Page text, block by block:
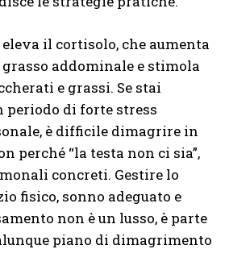
il cortisolo, che aumenta
addominale e stimola
e grassi. Se stai
periodo di forte stress
è difficile dimagrire in
perché “la testa non ci sia”,
concreti. Gestire lo
fisico, sonno adeguato e
non è un lusso, è parte
piano di dimagrimento